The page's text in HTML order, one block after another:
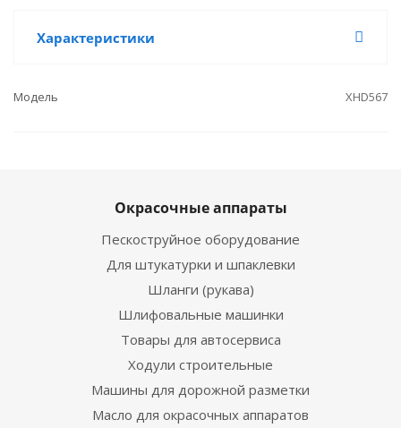
Характеристики
Модель XHD567
Окрасочные аппараты
Пескоструйное оборудование
Для штукатурки и шпаклевки
Шланги (рукава)
Шлифовальные машинки
Товары для автосервиса
Ходули строительные
Машины для дорожной разметки
Масло для окрасочных аппаратов